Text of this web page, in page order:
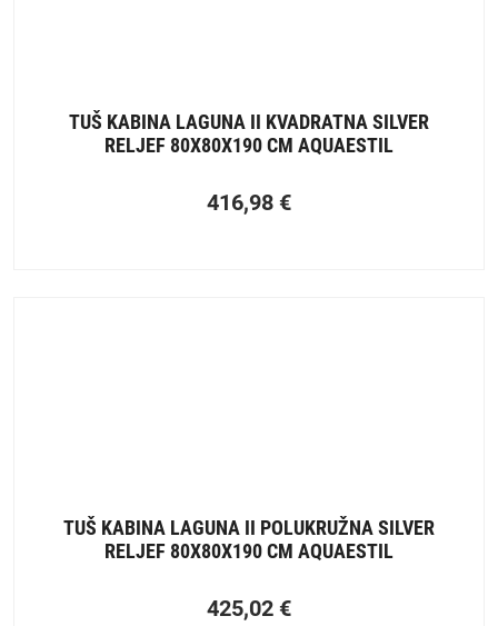
TUŠ KABINA LAGUNA II KVADRATNA SILVER
RELJEF 80X80X190 CM AQUAESTIL
416,98 €
TUŠ KABINA LAGUNA II POLUKRUŽNA SILVER
RELJEF 80X80X190 CM AQUAESTIL
425,02 €